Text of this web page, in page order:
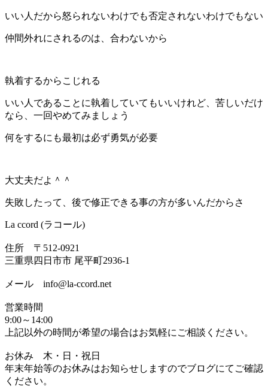
いい人だから怒られないわけでも否定されないわけでもない
仲間外れにされるのは、合わないから
執着するからこじれる
いい人であることに執着していてもいいけれど、苦しいだけ
なら、一回やめてみましょう
何をするにも最初は必ず勇気が必要
大丈夫だよ＾＾
失敗したって、後で修正できる事の方が多いんだからさ
La ccord (ラコール)
住所 〒512-0921
三重県四日市市 尾平町2936-1
メール info@la-ccord.net
営業時間
9:00～14:00
上記以外の時間が希望の場合はお気軽にご相談ください。
お休み 木・日・祝日
年末年始等のお休みはお知らせしますのでブログにてご確認
ください。